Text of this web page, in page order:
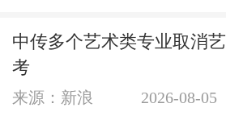
中传多个艺术类专业取消艺
考
来源：新浪 2026-08-05